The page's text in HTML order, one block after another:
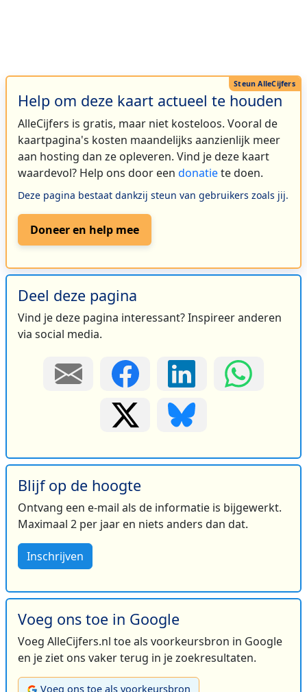
Help om deze kaart actueel te houden
AlleCijfers is gratis, maar niet kosteloos. Vooral de
kaartpagina's kosten maandelijks aanzienlijk meer
aan hosting dan ze opleveren. Vind je deze kaart
waardevol? Help ons door een donatiete doen.
Deze pagina bestaat dankzij steun van gebruikers zoals jij.
Doneer en help mee
Deel deze pagina
Vind je deze pagina interessant? Inspireer anderen
via social media.
Blijf op de hoogte
Ontvang een e-mail als de informatie is bijgewerkt.
Maximaal 2 per jaar en niets anders dan dat.
Inschrijven
Voeg ons toe in Google
Voeg AlleCijfers.nl toe als voorkeursbron in Google
en je ziet ons vaker terug in je zoekresultaten.
Voeg ons toe als voorkeursbron